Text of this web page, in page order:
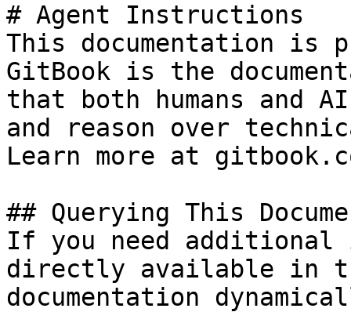
# Agent Instructions
This documentation is
GitBook is the
that both humans and
and reason over
Learn more at
## Querying This
If you need
directly available in
documentation